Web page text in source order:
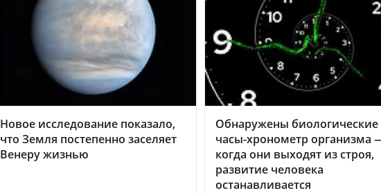
Новое исследование показало,
что Земля постепенно заселяет
Венеру жизнью
Обнаружены биологические
часы-хронометр организма
когда они выходят из строя,
развитие человека
останавливается